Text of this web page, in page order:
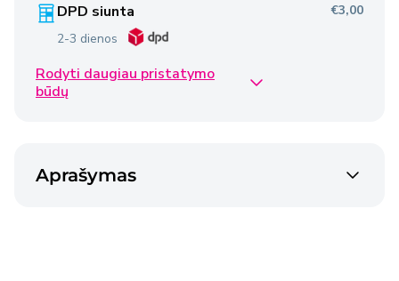
DPD siunta
2-3 dienos
€3,00
Omniva siunta
Venipak siunta
2-3 dienos
Rodyti daugiau pristatymo
būdų
Aprašymas